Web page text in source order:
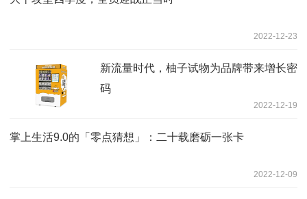
2022-12-23
新流量时代，柚子试物为品牌带来增长密
码
2022-12-19
掌上生活9.0的「零点猜想」：二十载磨砺一张卡
2022-12-09